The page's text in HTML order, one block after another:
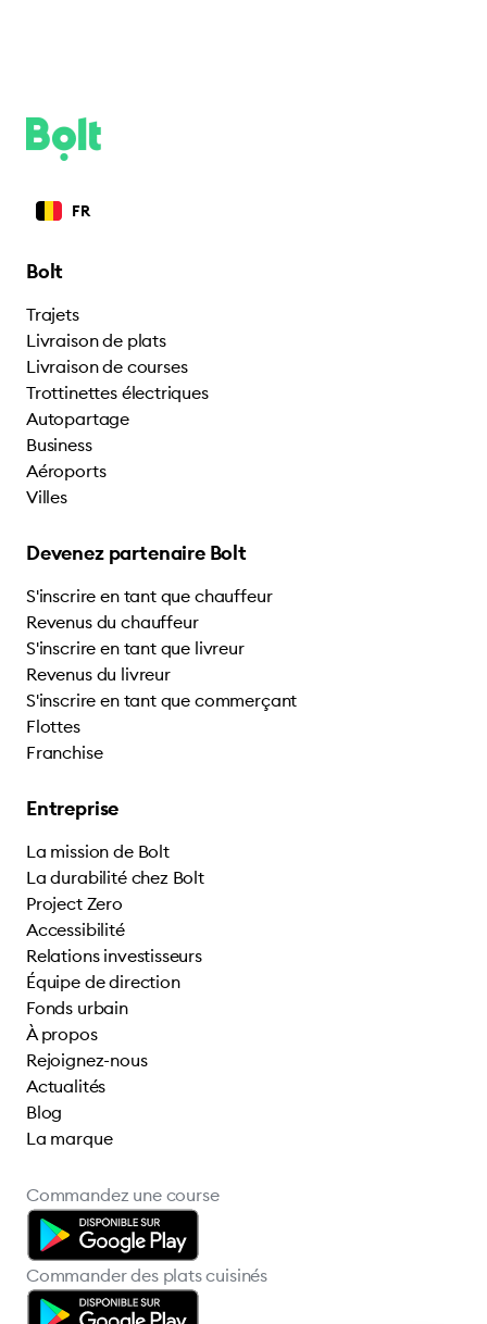
FR
Bolt
Trajets
Livraison de plats
Livraison de courses
Trottinettes électriques
Autopartage
Business
Aéroports
Villes
Devenez partenaire Bolt
S'inscrire en tant que chauffeur
Revenus du chauffeur
S'inscrire en tant que livreur
Revenus du livreur
S'inscrire en tant que commerçant
Flottes
Franchise
Entreprise
La mission de Bolt
La durabilité chez Bolt
Project Zero
Accessibilité
Relations investisseurs
Équipe de direction
Fonds urbain
À propos
Rejoignez-nous
Actualités
Blog
La marque
Commandez une course
Commander des plats cuisinés